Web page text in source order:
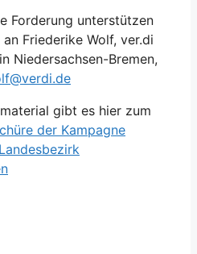
Forderung unterstützen
Friederike Wolf, ver.di
Niedersachsen-Bremen,
gibt es hier zum
der Kampagne